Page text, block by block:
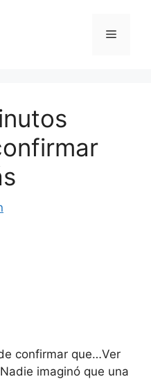
Menu
confirmar que…Ver
imaginó que una